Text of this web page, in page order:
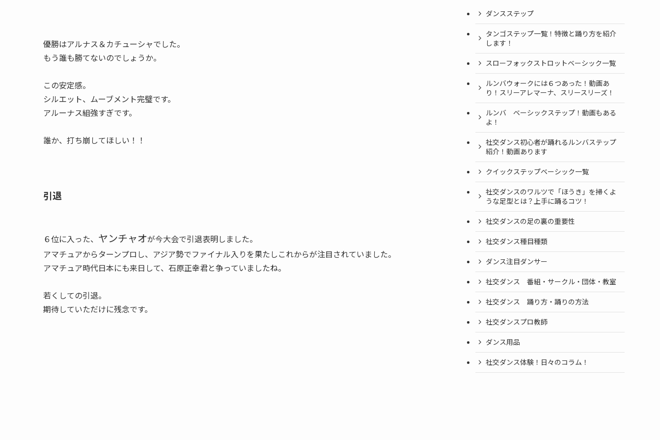
優勝はアルナス＆カチューシャでした。
もう誰も勝てないのでしょうか。
この安定感。
シルエット、ムーブメント完璧です。
アルーナス組強すぎです。
誰か、打ち崩してほしい！！
引退
６位に入った、 ヤンチャオが今大会で引退表明しました。
アマチュアからターンプロし、アジア勢でファイナル入りを果たしこれからが注目されていました。
アマチュア時代日本にも来日して、石原正幸君と争っていましたね。
若くしての引退。
期待していただけに残念です。
ダンスステップ
タンゴステップ一覧！特徴と踊り方を紹介
します！
スローフォックストロットベーシック一覧
ルンバウォークには６つあった！動画あ
り！スリーアレマーナ、スリースリーズ！
ルンバ ベーシックステップ！動画もある
よ！
社交ダンス初心者が踊れるルンバステップ
紹介！動画あります
クイックステップベーシック一覧
社交ダンスのワルツで「ほうき」を掃くよ
うな足型とは？上手に踊るコツ！
社交ダンスの足の裏の重要性
社交ダンス種目種類
ダンス注目ダンサー
社交ダンス 番組・サークル・団体・教室
社交ダンス 踊り方・踊りの方法
社交ダンスプロ教師
ダンス用品
社交ダンス体験！日々のコラム！